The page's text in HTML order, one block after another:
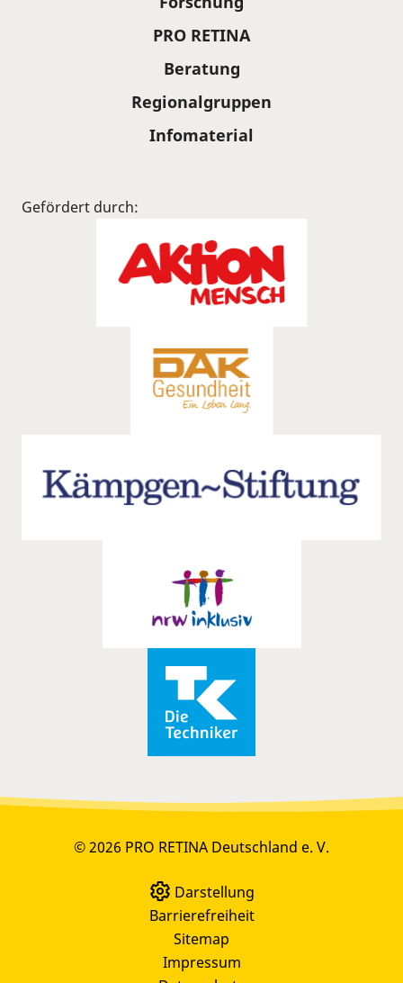
PRO RETINA
Beratung
Regionalgruppen
Infomaterial
Gefördert durch:
© 2026 PRO RETINA Deutschland e. V.
Darstellung
Barrierefreiheit
Sitemap
Impressum